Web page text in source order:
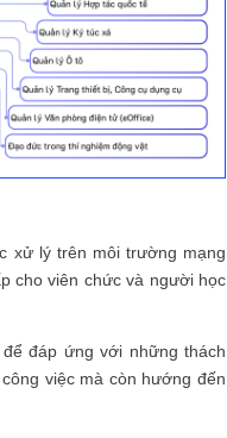
ISOO)
(CUSC-IES)
xử lý trên môi trường mạng
cho viên chức và người học
đáp ứng với những thách
việc mà còn hướng đến